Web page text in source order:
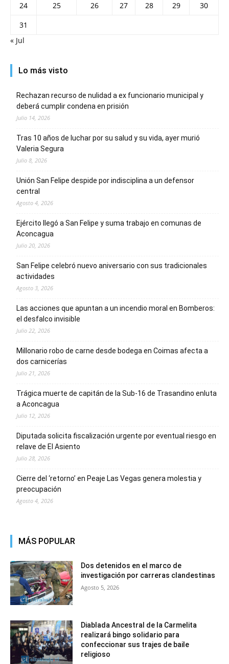
24
25 26 27 28 29
30
31
« Jul
Lo más visto
Rechazan recurso de nulidad a ex funcionario municipal y
deberá cumplir condena en prisión
Julio 14, 2026
Tras 10 años de luchar por su salud y su vida, ayer murió
Valeria Segura
Julio 8, 2026
Unión San Felipe despide por indisciplina a un defensor
central
Agosto 4, 2026
Ejército llegó a San Felipe y suma trabajo en comunas de
Aconcagua
Julio 20, 2026
San Felipe celebró nuevo aniversario con sus tradicionales
actividades
Agosto 3, 2026
Las acciones que apuntan a un incendio moral en Bomberos:
el desfalco invisible
Julio 22, 2026
Millonario robo de carne desde bodega en Coimas afecta a
dos carnicerías
Julio 21, 2026
Trágica muerte de capitán de la Sub-16 de Trasandino enluta
a Aconcagua
Julio 12, 2026
Diputada solicita fiscalización urgente por eventual riesgo en
relave de El Asiento
Julio 28, 2026
Cierre del ‘retorno’ en Peaje Las Vegas genera molestia y
preocupación
Agosto 4, 2026
MÁS POPULAR
Dos detenidos en el marco de
investigación por carreras clandestinas
Agosto 5, 2026
Diablada Ancestral de la Carmelita
realizará bingo solidario para
confeccionar sus trajes de baile
religioso